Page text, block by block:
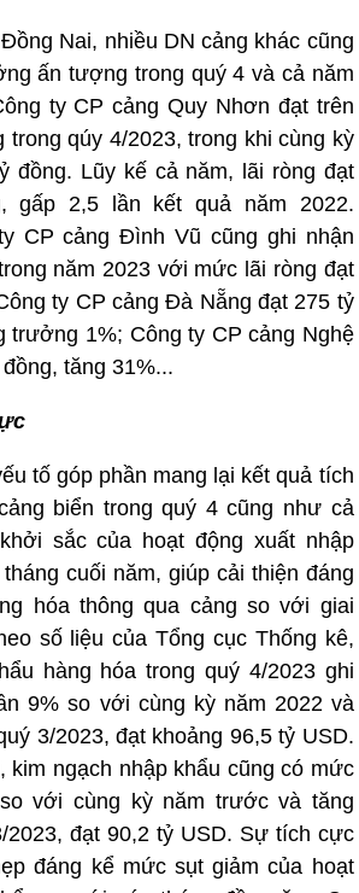
Nai, nhiều DN cảng khác cũng
ấn tượng trong quý 4 và cả năm
ty CP cảng Quy Nhơn đạt trên
trong qúy 4/2023, trong khi cùng kỳ
đồng. Lũy kế cả năm, lãi ròng đạt
gấp 2,5 lần kết quả năm 2022.
CP cảng Đình Vũ cũng ghi nhận
năm 2023 với mức lãi ròng đạt
ty CP cảng Đà Nẵng đạt 275 tỷ
trưởng 1%; Công ty CP cảng Nghệ
tăng 31%...
tố góp phần mang lại kết quả tích
biển trong quý 4 cũng như cả
sắc của hoạt động xuất nhập
cuối năm, giúp cải thiện đáng
hóa thông qua cảng so với giai
số liệu của Tổng cục Thống kê,
hàng hóa trong quý 4/2023 ghi
9% so với cùng kỳ năm 2022 và
3/2023, đạt khoảng 96,5 tỷ USD.
kim ngạch nhập khẩu cũng có mức
với cùng kỳ năm trước và tăng
2023, đạt 90,2 tỷ USD. Sự tích cực
đáng kể mức sụt giảm của hoạt